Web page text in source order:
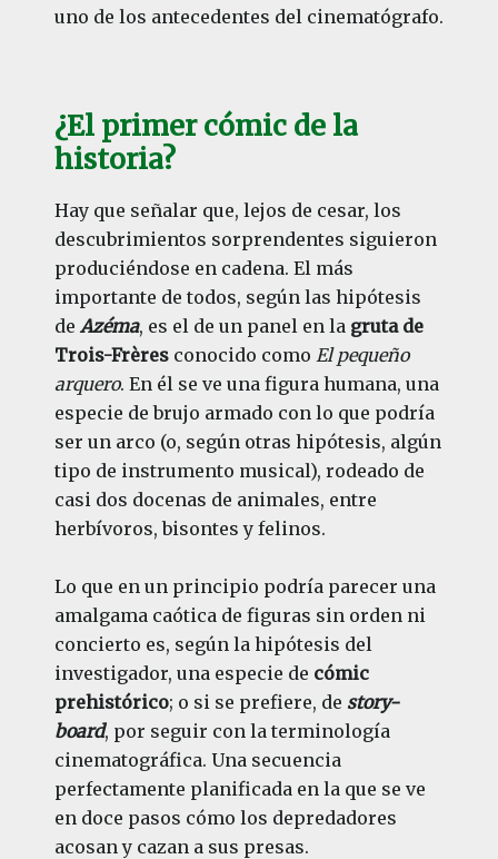
uno de los antecedentes del cinematógrafo.
¿El primer cómic de la
historia?
Hay que señalar que, lejos de cesar, los
descubrimientos sorprendentes siguieron
produciéndose en cadena. El más
importante de todos, según las hipótesis
de Azéma, es el de un panel en la gruta de
Trois-Frèresconocido como El pequeño
arquero. En él se ve una figura humana, una
especie de brujo armado con lo que podría
ser un arco (o, según otras hipótesis, algún
tipo de instrumento musical), rodeado de
casi dos docenas de animales, entre
herbívoros, bisontes y felinos.
Lo que en un principio podría parecer una
amalgama caótica de figuras sin orden ni
concierto es, según la hipótesis del
investigador, una especie de cómic
prehistórico; o si se prefiere, de story-
board, por seguir con la terminología
cinematográfica. Una secuencia
perfectamente planificada en la que se ve
en doce pasos cómo los depredadores
acosan y cazan a sus presas.